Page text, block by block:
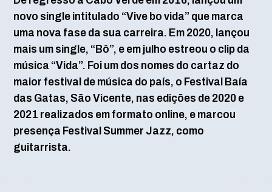
novo single intitulado “Vive bo vida” que marca
uma nova fase da sua carreira. Em 2020, lançou
mais um single, “Bô”, e em julho estreou o clip da
música “Vida”. Foi um dos nomes do cartaz do
maior festival de música do país, o Festival Baía
das Gatas, São Vicente, nas edições de 2020 e
2021 realizados em formato online, e marcou
presença Festival Summer Jazz, como
guitarrista.